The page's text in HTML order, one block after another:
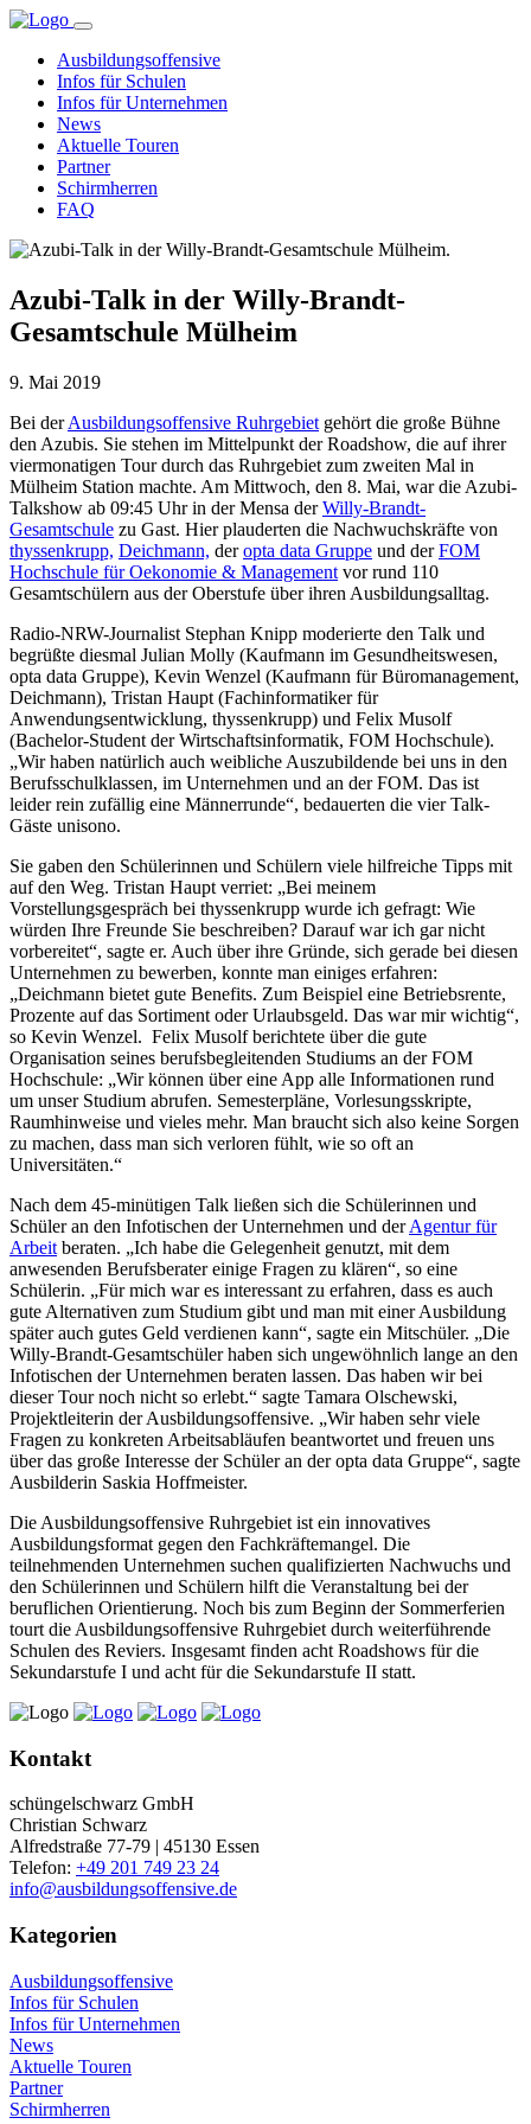
Ausbildungsoffensive
Infos für Schulen
Infos für Unternehmen
News
Aktuelle Touren
Partner
Schirmherren
FAQ
Azubi-Talk in der Willy-Brandt-
Gesamtschule Mülheim
9. Mai 2019
Bei derAusbildungsoffensive Ruhrgebiet gehört die große Bühne
den Azubis. Sie stehen im Mittelpunkt der Roadshow, die auf ihrer
viermonatigen Tour durch das Ruhrgebiet zum zweiten Mal in
Mülheim Station machte. Am Mittwoch, den 8. Mai, war die Azubi-
Talkshow ab 09:45 Uhr in der Mensa derWilly-Brandt-
Gesamtschule zu Gast. Hier plauderten die Nachwuchskräfte von
thyssenkrupp, Deichmann, deropta data Gruppe und derFOM
Hochschule für Oekonomie & Management vor rund 110
Gesamtschülern aus der Oberstufe über ihren Ausbildungsalltag.
Radio-NRW-Journalist Stephan Knipp moderierte den Talk und
begrüßte diesmal Julian Molly (Kaufmann im Gesundheitswesen,
opta data Gruppe), Kevin Wenzel (Kaufmann für Büromanagement,
Deichmann), Tristan Haupt (Fachinformatiker für
Anwendungsentwicklung, thyssenkrupp) und Felix Musolf
(Bachelor-Student der Wirtschaftsinformatik, FOM Hochschule).
„Wir haben natürlich auch weibliche Auszubildende bei uns in den
Berufsschulklassen, im Unternehmen und an der FOM. Das ist
leider rein zufällig eine Männerrunde“, bedauerten die vier Talk-
Gäste unisono.
Sie gaben den Schülerinnen und Schülern viele hilfreiche Tipps mit
auf den Weg. Tristan Haupt verriet: „Bei meinem
Vorstellungsgespräch bei thyssenkrupp wurde ich gefragt: Wie
würden Ihre Freunde Sie beschreiben? Darauf war ich gar nicht
vorbereitet“, sagte er. Auch über ihre Gründe, sich gerade bei diesen
Unternehmen zu bewerben, konnte man einiges erfahren:
„Deichmann bietet gute Benefits. Zum Beispiel eine Betriebsrente,
Prozente auf das Sortiment oder Urlaubsgeld. Das war mir wichtig“,
so Kevin Wenzel. Felix Musolf berichtete über die gute
Organisation seines berufsbegleitenden Studiums an der FOM
Hochschule: „Wir können über eine App alle Informationen rund
um unser Studium abrufen. Semesterpläne, Vorlesungsskripte,
Raumhinweise und vieles mehr. Man braucht sich also keine Sorgen
zu machen, dass man sich verloren fühlt, wie so oft an
Universitäten.“
Nach dem 45-minütigen Talk ließen sich die Schülerinnen und
Schüler an den Infotischen der Unternehmen und derAgentur für
Arbeit beraten. „Ich habe die Gelegenheit genutzt, mit dem
anwesenden Berufsberater einige Fragen zu klären“, so eine
Schülerin. „Für mich war es interessant zu erfahren, dass es auch
gute Alternativen zum Studium gibt und man mit einer Ausbildung
später auch gutes Geld verdienen kann“, sagte ein Mitschüler. „Die
Willy-Brandt-Gesamtschüler haben sich ungewöhnlich lange an den
Infotischen der Unternehmen beraten lassen. Das haben wir bei
dieser Tour noch nicht so erlebt.“ sagte Tamara Olschewski,
Projektleiterin der Ausbildungsoffensive. „Wir haben sehr viele
Fragen zu konkreten Arbeitsabläufen beantwortet und freuen uns
über das große Interesse der Schüler an der opta data Gruppe“, sagte
Ausbilderin Saskia Hoffmeister.
Die Ausbildungsoffensive Ruhrgebiet ist ein innovatives
Ausbildungsformat gegen den Fachkräftemangel. Die
teilnehmenden Unternehmen suchen qualifizierten Nachwuchs und
den Schülerinnen und Schülern hilft die Veranstaltung bei der
beruflichen Orientierung. Noch bis zum Beginn der Sommerferien
tourt die Ausbildungsoffensive Ruhrgebiet durch weiterführende
Schulen des Reviers. Insgesamt finden acht Roadshows für die
Sekundarstufe I und acht für die Sekundarstufe II statt.
Kontakt
schüngelschwarz GmbH
Christian Schwarz
Alfredstraße 77-79 | 45130 Essen
Telefon: +49 201 749 23 24
info@ausbildungsoffensive.de
Kategorien
Ausbildungsoffensive
Infos für Schulen
Infos für Unternehmen
News
Aktuelle Touren
Partner
Schirmherren